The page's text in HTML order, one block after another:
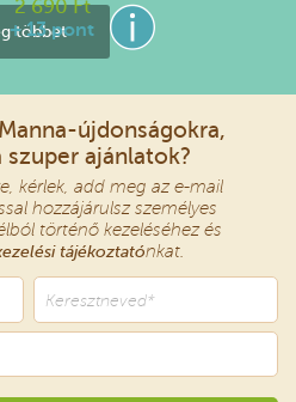
2 690 Ft
+ 13 pont
többet
újdonságokra,
ajánlatok?
kérlek, add meg az e-mail
hozzájárulsz személyes
történő kezeléséhez és
tájékoztatónkat.